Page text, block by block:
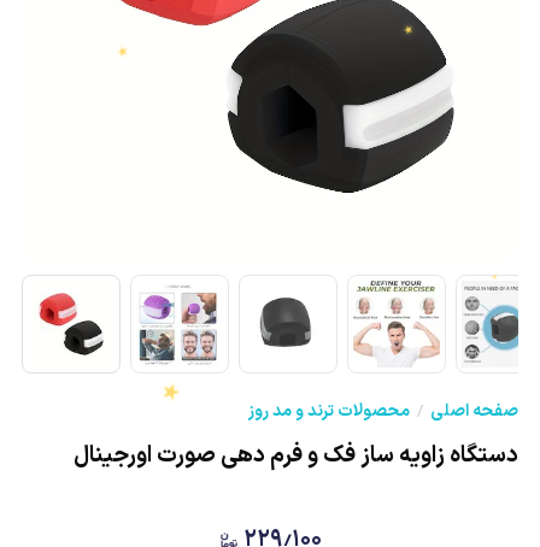
صفحه اصلی محصولات ترند و مد روز
دستگاه زاویه ساز فک و فرم دهی صورت اورجینال
★